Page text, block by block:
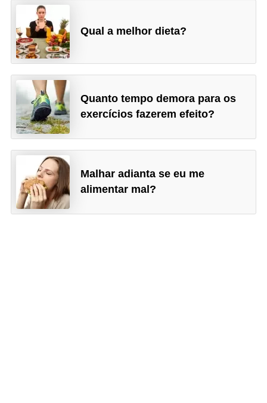
Qual a melhor dieta?
Quanto tempo demora para os
exercícios fazerem efeito?
Malhar adianta se eu me
alimentar mal?